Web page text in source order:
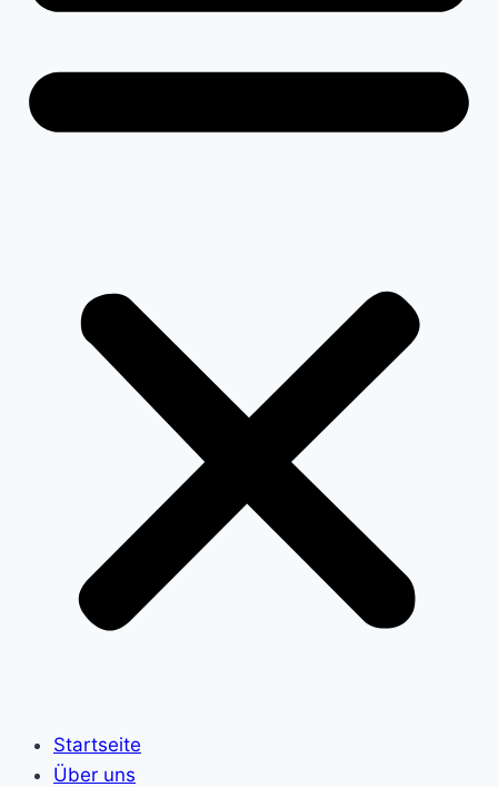
Startseite
Über uns